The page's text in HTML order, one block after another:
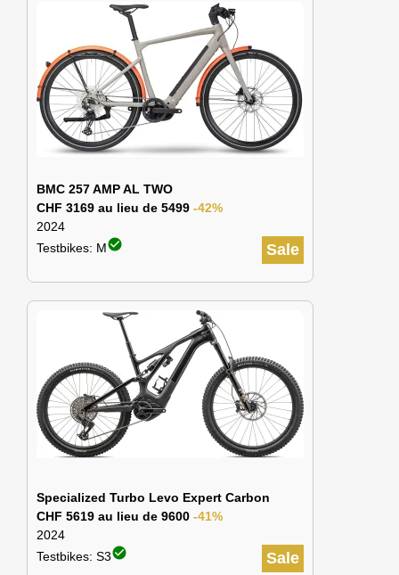
BMC 257 AMP AL TWO
CHF 3169 au lieu de 5499 -42%
2024
Sale
Testbikes: Mcheck_circle
Specialized Turbo Levo Expert Carbon
CHF 5619 au lieu de 9600 -41%
2024
Sale
Testbikes: S3check_circle